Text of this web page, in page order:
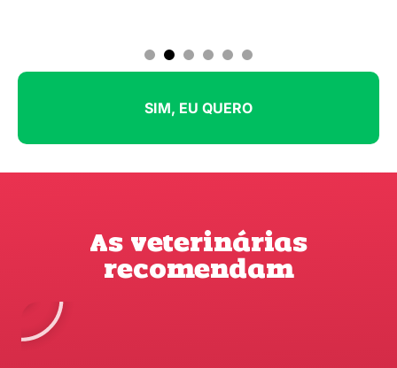
3 4 5 6
SIM, EU QUERO
As veterinárias
recomendam